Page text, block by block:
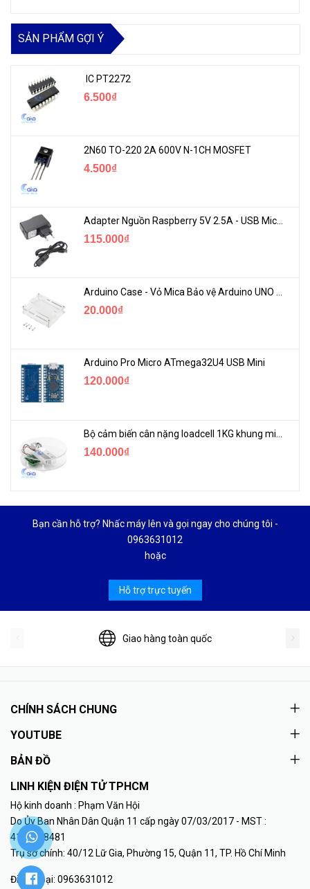
SẢN PHẨM GỢI Ý
IC PT2272
6.500₫
2N60 TO-220 2A 600V N-1CH MOSFET
4.500₫
115.000₫
20.000₫
Arduino Pro Micro ATmega32U4 USB Mini
120.000₫
140.000₫
Bạn cần hỗ trợ? Nhấc máy lên và gọi ngay cho chúng tôi -
0963631012
hoặc
Hỗ trợ trực tuyến
Giao hàng toàn quốc
CHÍNH SÁCH CHUNG
YOUTUBE
BẢN ĐỒ
LINH KIỆN ĐIỆN TỬ TPHCM
Hộ kinh doanh : Phạm Văn Hội
Do Ủy Ban Nhân Dân Quận 11 cấp ngày 07/03/2017 - MST :
41K8018481
Trụ sở chính: 40/12 Lữ Gia, Phường 15, Quận 11, TP. Hồ Chí Minh
Điện thoại: 0963631012